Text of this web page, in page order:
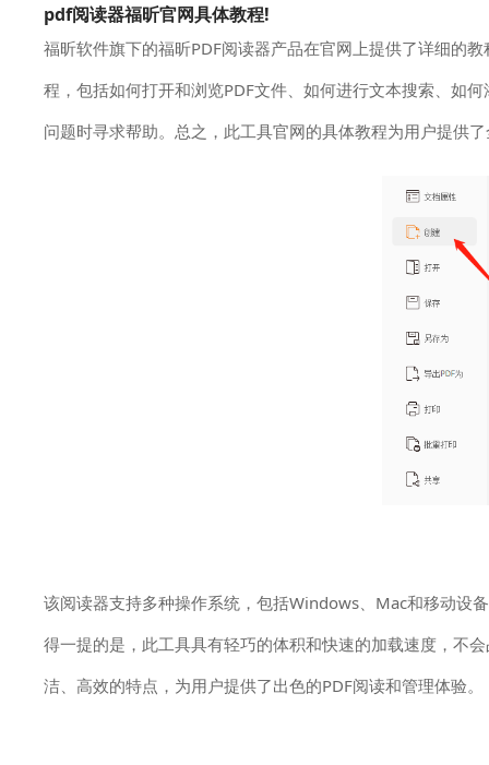
pdf阅读器福昕官网具体教程!
福昕软件旗下的福昕PDF阅读器产品在官网上提供了详细的
程，包括如何打开和浏览PDF文件、如何进行文本搜索、如
问题时寻求帮助。总之，此工具官网的具体教程为用户提供
该阅读器支持多种操作系统，包括Windows、Mac和移动设
得一提的是，此工具具有轻巧的体积和快速的加载速度，不
洁、高效的特点，为用户提供了出色的PDF阅读和管理体验。